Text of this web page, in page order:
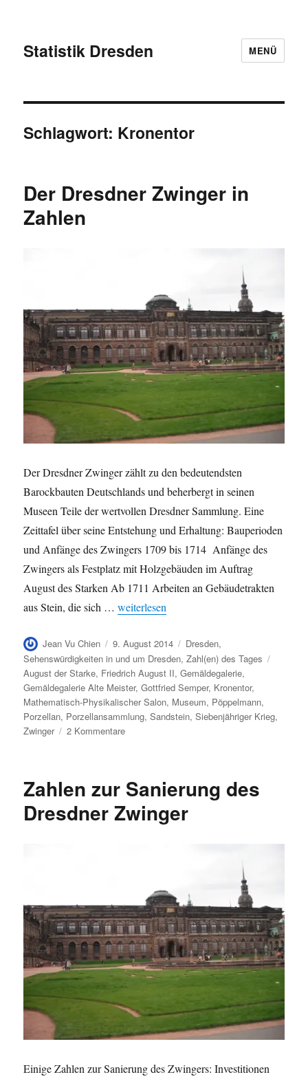
Statistik Dresden MENÜ
Schlagwort: Kronentor
Der Dresdner Zwinger in
Zahlen
Der Dresdner Zwinger zählt zu den bedeutendsten
Barockbauten Deutschlands und beherbergt in seinen
Museen Teile der wertvollen Dresdner Sammlung. Eine
Zeittafel über seine Entstehung und Erhaltung: Bauperioden
und Anfänge des Zwingers 1709 bis 1714 Anfänge des
Zwingers als Festplatz mit Holzgebäuden im Auftrag
August des Starken Ab 1711 Arbeiten an Gebäudetrakten
aus Stein, die sich …„Der Dresdner Zwinger in Zahlen“
weiterlesen
Autor
Jean Vu Chien
Veröffentlicht
am
9. August 2014 Kategorien
Dresden,
Sehenswürdigkeiten in und um Dresden,Zahl(en) des Tages
August der Starke, Friedrich August II,Gemäldegalerie,
Gemäldegalerie Alte Meister,Gottfried Semper, Kronentor,
Mathematisch-Physikalischer Salon, Museum, Pöppelmann,
Porzellan, Porzellansammlung,Sandstein,Siebenjähriger Krieg,
Zwinger
2 Kommentarezu
in
Zahlen zur Sanierung des
Dresdner Zwinger
Einige Zahlen zur Sanierung des Zwingers: Investitionen